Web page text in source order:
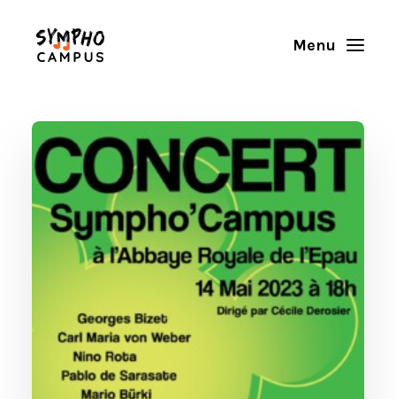
Accueil
L’orchestre
Saison musicale
Actualités
Espace musicien